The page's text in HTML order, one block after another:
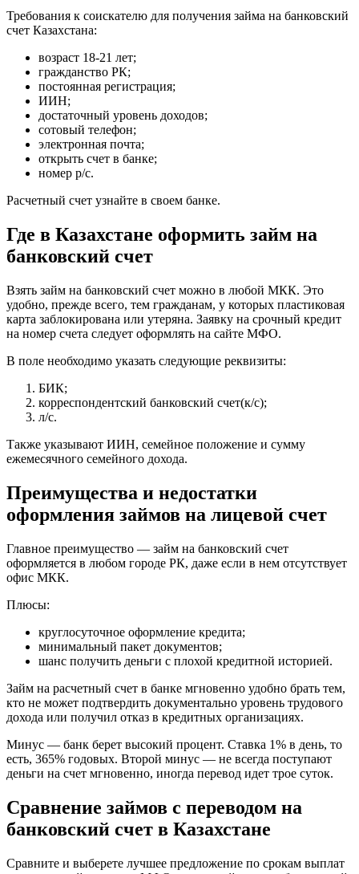
Требования к соискателю для получения займа на банковский
счет Казахстана:
возраст 18-21 лет;
гражданство РК;
постоянная регистрация;
ИИН;
достаточный уровень доходов;
сотовый телефон;
электронная почта;
открыть счет в банке;
номер р/с.
Расчетный счет узнайте в своем банке.
Где в Казахстане оформить займ на
банковский счет
Взять займ на банковский счет можно в любой МКК. Это
удобно, прежде всего, тем гражданам, у которых пластиковая
карта заблокирована или утеряна. Заявку на срочный кредит
на номер счета следует оформлять на сайте МФО.
В поле необходимо указать следующие реквизиты:
БИК;
корреспондентский банковский счет(к/с);
л/с.
Также указывают ИИН, семейное положение и сумму
ежемесячного семейного дохода.
Преимущества и недостатки
оформления займов на лицевой счет
Главное преимущество — займ на банковский счет
оформляется в любом городе РК, даже если в нем отсутствует
офис МКК.
Плюсы:
круглосуточное оформление кредита;
минимальный пакет документов;
шанс получить деньги с плохой кредитной историей.
Займ на расчетный счет в банке мгновенно удобно брать тем,
кто не может подтвердить документально уровень трудового
дохода или получил отказ в кредитных организациях.
Минус — банк берет высокий процент. Ставка 1% в день, то
есть, 365% годовых. Второй минус — не всегда поступают
деньги на счет мгновенно, иногда перевод идет трое суток.
Сравнение займов с переводом на
банковский счет в Казахстане
Сравните и выберете лучшее предложение по срокам выплат